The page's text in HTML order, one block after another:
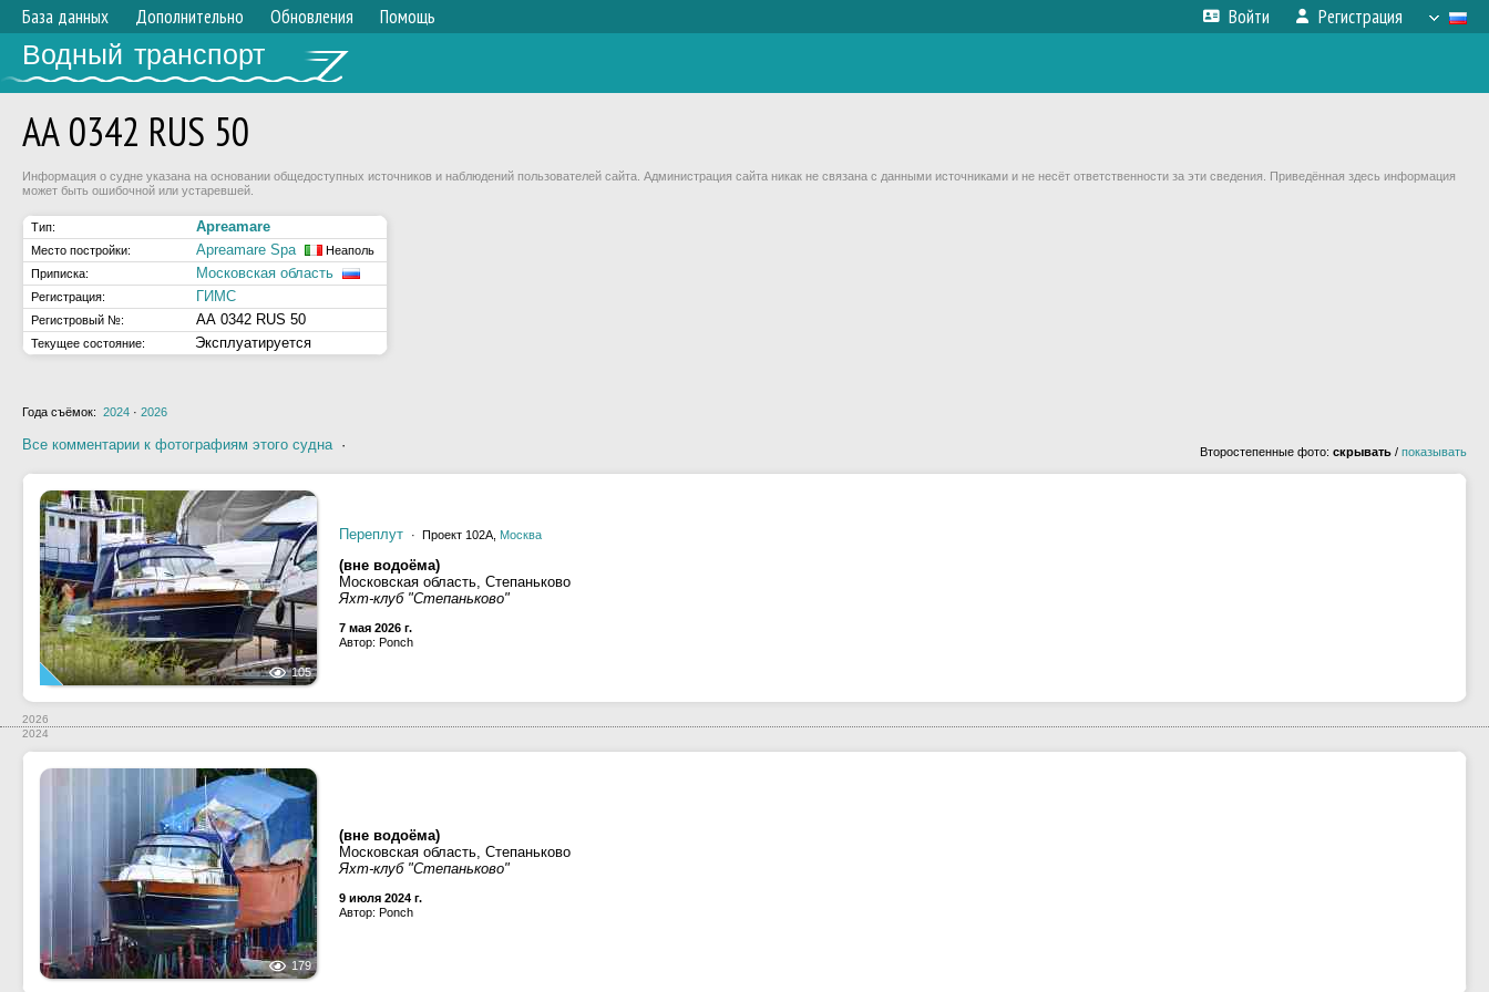
База данных Дополнительно Обновления Помощь Войти Регистрация
Водный транспорт
АА 0342 RUS 50
Информация о судне указана на основании общедоступных источников и наблюдений пользователей сайта. Администрация сайта никак не связана с данными источниками и не несёт ответственности за эти сведения. Приведённая здесь информация
может быть ошибочной или устаревшей.
Тип: Apreamare
Место постройки: Apreamare Spa
Неаполь
Приписка:
Московская область
Регистрация: ГИМС
Регистровый №: АА 0342 RUS 50
Текущее состояние: Эксплуатируется
Года съёмок: 2024 · 2026
Все комментарии к фотографиям этого судна· Второстепенные фото: скрывать / показывать
105
Переплут · Проект 102А, Москва
(вне водоёма)
Московская область, Степаньково
Яхт-клуб "Степаньково"
7 мая 2026 г.
Автор: Ponch
2026
2024
179
(вне водоёма)
Московская область, Степаньково
Яхт-клуб "Степаньково"
9 июля 2024 г.
Автор: Ponch